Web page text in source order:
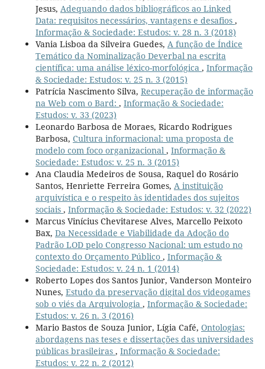
Jesus, Adequando dados bibliográficos ao Linked
Data: requisitos necessários, vantagens e desafios ,
Informação & Sociedade: Estudos: v. 28 n. 3 (2018)
Vania Lisboa da Silveira Guedes, A função de Índice
Temático da Nominalização Deverbal na escrita
científica: uma análise léxico-morfológica , Informação
& Sociedade: Estudos: v. 25 n. 3 (2015)
Patrícia Nascimento Silva, Recuperação de informação
na Web com o Bard: , Informação & Sociedade:
Estudos: v. 33 (2023)
Leonardo Barbosa de Moraes, Ricardo Rodrigues
Barbosa, Cultura informacional: uma proposta de
modelo com foco organizacional , Informação &
Sociedade: Estudos: v. 25 n. 3 (2015)
Ana Claudia Medeiros de Sousa, Raquel do Rosário
Santos, Henriette Ferreira Gomes, A instituição
arquivística e o respeito às identidades dos sujeitos
sociais , Informação & Sociedade: Estudos: v. 32 (2022)
Marcus Vinícius Chevitarese Alves, Marcello Peixoto
Bax, Da Necessidade e Viabilidade da Adoção do
Padrão LOD pelo Congresso Nacional: um estudo no
contexto do Orçamento Público , Informação &
Sociedade: Estudos: v. 24 n. 1 (2014)
Roberto Lopes dos Santos Junior, Vanderson Monteiro
Nunes, Estudo da preservação digital dos videogames
sob o viés da Arquivologia , Informação & Sociedade:
Estudos: v. 26 n. 3 (2016)
Mario Bastos de Souza Junior, Lígia Café, Ontologias:
abordagens nas teses e dissertações das universidades
públicas brasileiras , Informação & Sociedade:
Estudos: v. 22 n. 2 (2012)